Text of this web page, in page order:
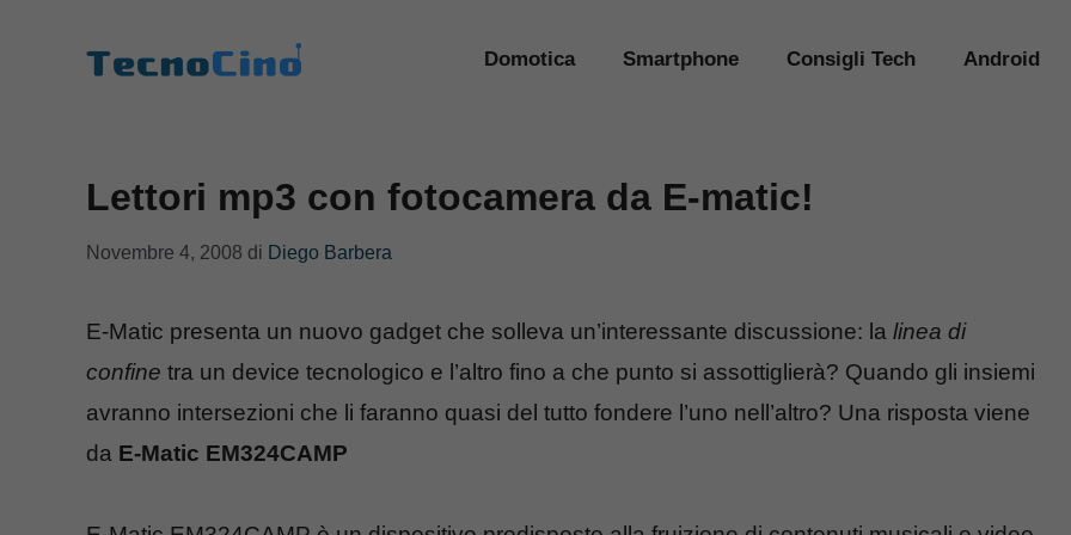
Domotica Smartphone Consigli Tech Android
Lettori mp3 con fotocamera da E-matic!
Novembre 4, 2008 di Diego Barbera
E-Matic presenta un nuovo gadget che solleva un’interessante discussione: la linea di
confine tra un device tecnologico e l’altro fino a che punto si assottiglierà? Quando gli insiemi
avranno intersezioni che li faranno quasi del tutto fondere l’uno nell’altro? Una risposta viene
da E-Matic EM324CAMP